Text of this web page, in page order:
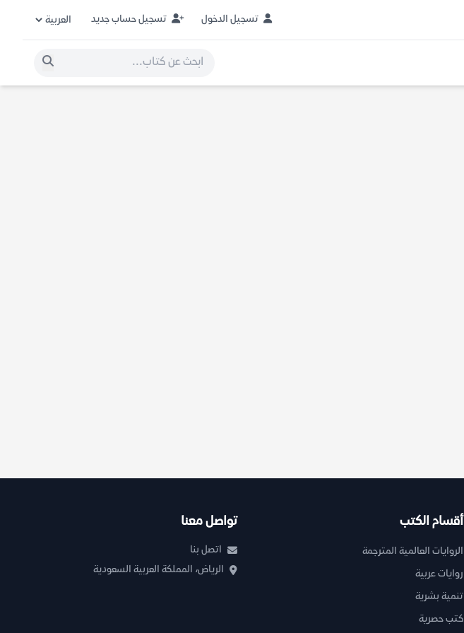
تسجيل الدخول تسجيل حساب جديد
أقسام الكتب
الروايات العالمية المترجمة
روايات عربية
تنمية بشرية
كتب حصرية
تواصل معنا
اتصل بنا
الرياض، المملكة العربية السعودية